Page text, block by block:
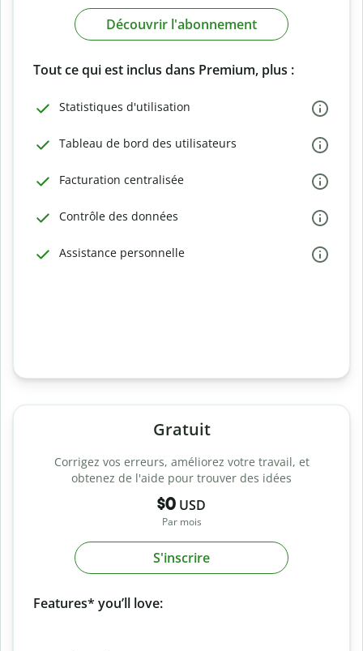
Découvrir l'abonnement
Tout ce qui est inclus dans Premium, plus :
Statistiques d'utilisation
Tableau de bord des utilisateurs
Facturation centralisée
Contrôle des données
Assistance personnelle
Gratuit
Corrigez vos erreurs, améliorez votre travail, et
obtenez de l'aide pour trouver des idées
$0 USD
Par mois
S'inscrire
Features* you’ll love: